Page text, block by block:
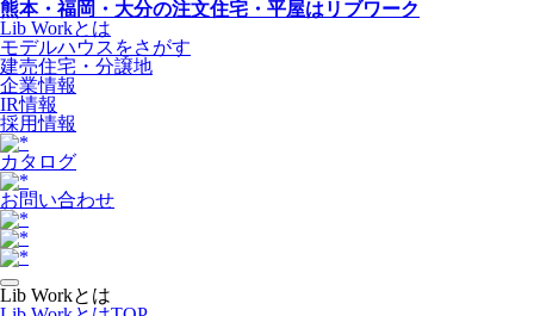
熊本・福岡・大分の注文住宅・平屋はリブワーク
Lib Workとは
モデルハウスをさがす
建売住宅・分譲地
企業情報
IR情報
採用情報
カタログ
お問い合わせ
Lib Workとは